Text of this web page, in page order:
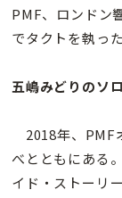
PMF、ロンドン
でタクトを執っ
五嶋みどりのソ
2018年、PMF
べとともにある
イド・ストーリ